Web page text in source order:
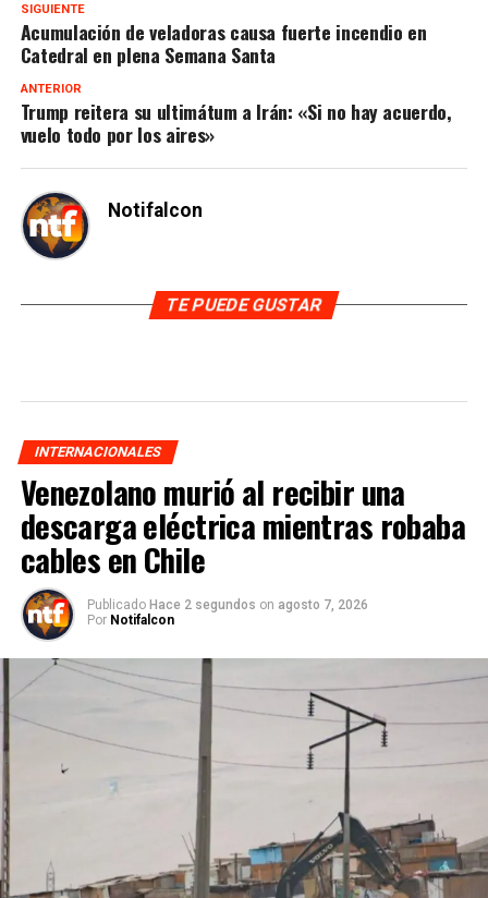
SIGUIENTE
Acumulación de veladoras causa fuerte incendio en
Catedral en plena Semana Santa
ANTERIOR
Trump reitera su ultimátum a Irán: «Si no hay acuerdo,
vuelo todo por los aires»
Notifalcon
TE PUEDE GUSTAR
INTERNACIONALES
Venezolano murió al recibir una
descarga eléctrica mientras robaba
cables en Chile
Publicado Hace 2 segundos on agosto 7, 2026
Por Notifalcon